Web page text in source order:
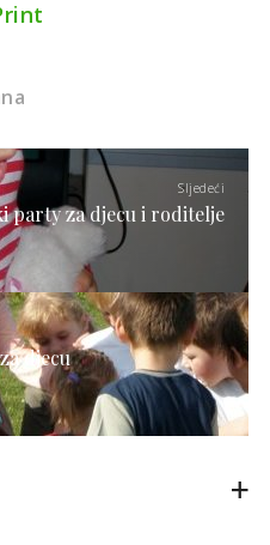
Sljedeći
party za djecu i roditelje
djecu